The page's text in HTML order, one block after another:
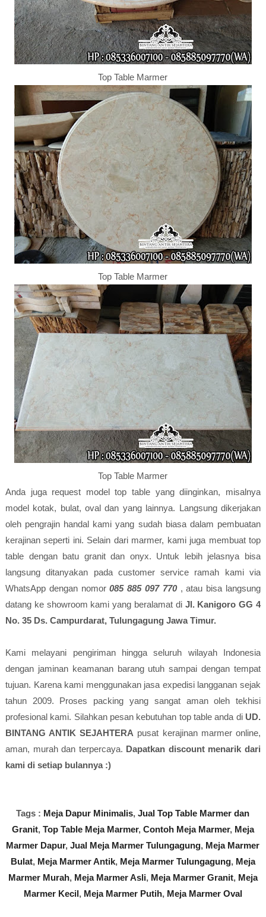
Top Table Marmer
Top Table Marmer
Top Table Marmer
Anda juga request model top table yang diinginkan, misalnya
model kotak, bulat, oval dan yang lainnya. Langsung dikerjakan
oleh pengrajin handal kami yang sudah biasa dalam pembuatan
kerajinan seperti ini. Selain dari marmer, kami juga membuat top
table dengan batu granit dan onyx. Untuk lebih jelasnya bisa
langsung ditanyakan pada customer service ramah kami via
WhatsApp dengan nomor085 885 097 770, atau bisa langsung
datang ke showroom kami yang beralamat diJl. Kanigoro GG 4
No. 35 Ds. Campurdarat, Tulungagung Jawa Timur.
Kami melayani pengiriman hingga seluruh wilayah Indonesia
dengan jaminan keamanan barang utuh sampai dengan tempat
tujuan. Karena kami menggunakan jasa expedisi langganan sejak
tahun 2009. Proses packing yang sangat aman oleh tekhisi
profesional kami. Silahkan pesan kebutuhan top table anda di UD.
BINTANG ANTIK SEJAHTERA pusat kerajinan marmer online,
aman, murah dan terpercaya. Dapatkan discount menarik dari
kami di setiap bulannya :)
Tags : Meja Dapur Minimalis,Jual Top Table Marmer dan
Granit, Top Table Meja Marmer, Contoh Meja Marmer, Meja
Marmer Dapur,Jual Meja Marmer Tulungagung, Meja Marmer
Bulat, Meja Marmer Antik, Meja Marmer Tulungagung,Meja
Marmer Murah, Meja Marmer Asli, Meja Marmer Granit, Meja
Marmer Kecil, Meja Marmer Putih, Meja Marmer Oval